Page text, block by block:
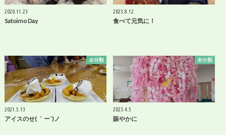
2020.11.23
Satoimo Day
2023.8.12
食べて元気に！
未分類
2021.5.13
アイスのせ( ｀ー´)ノ
未分類
2023.4.5
賑やかに